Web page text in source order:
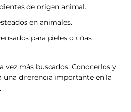
de origen animal.
en animales.
para pieles o uñas
vez más buscados. Conocerlos y
una diferencia importante en la
.